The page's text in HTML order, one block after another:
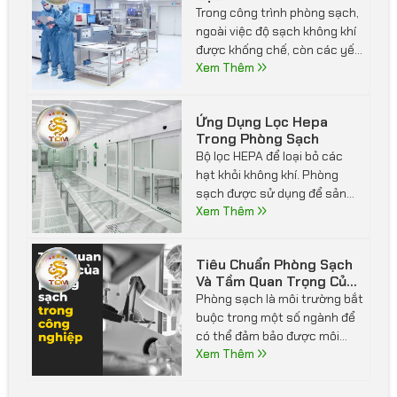
Dương), giúp doanh nghiệp có
cái nhìn tổng quan và đưa ra
quyết định đầu tư hiệu quả.
và O2,..
Trong công trình phòng sạch,
ngoài việc độ sạch không khí
được khống chế, còn các yếu
tố khác là độ ẩm phải điều
độ thích hợp, đảm bảo vô
trùng. Vì thế, điều đầu tiên mà
mỗi người làm việc trong
phòng sạch, công trình phòng
sạch đều phải tuân thủ đó là
các quy tắc an toàn lao động
Xem Thêm
Ứng Dụng Lọc Hepa
Trong Phòng Sạch
Bộ lọc HEPA để loại bỏ các
hạt khỏi không khí. Phòng
sạch được sử dụng để sản
xuất ở những nơi yêu cầu
thiết bị y tế, sản xuất dược
phẩm và chất bán dẫn. FDA
quy định việc sử dụng các
phòng sạch để tạo ra các nhà
máy sản xuất đạt tiêu chuẩn
GMP.
Xem Thêm
Tiêu Chuẩn Phòng Sạch
Và Tầm Quan Trọng Của
Phòng Sạch Trong Công
Nghiệp
Phòng sạch là môi trường bắt
buộc trong một số ngành để
có thể đảm bảo được môi
trường sản xuất đảm bảo an
Xem Thêm